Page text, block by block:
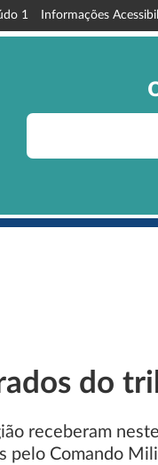
1 Informações
do
receberam
Comando